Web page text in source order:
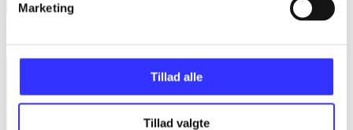
Marketing
Tillad alle
Tillad valgte